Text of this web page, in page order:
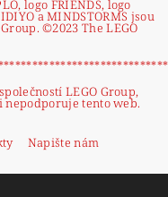
logo FRIENDS, logo
a MINDSTORMS jsou
©2023 The LEGO
LEGO Group,
tento web.
Napište nám